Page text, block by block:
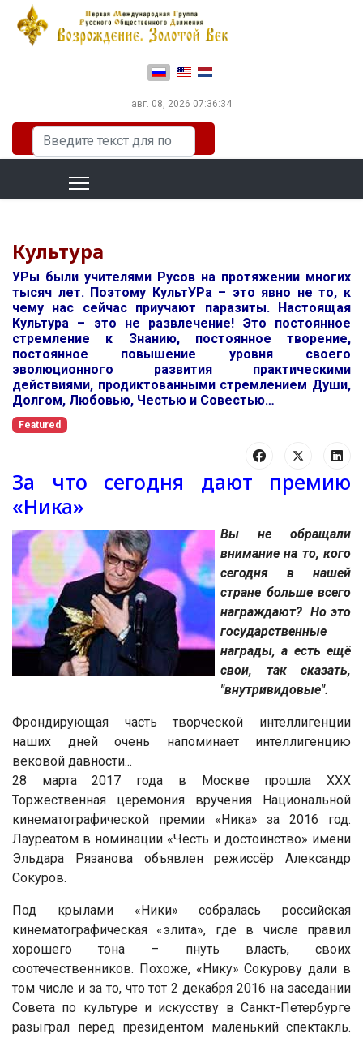
Выберите язык
авг. 08, 2026 07:36:34
Искать...
Культура
УРы были учителями Русов на протяжении многих
тысяч лет. Поэтому КультУРа – это явно не то, к
чему нас сейчас приучают паразиты. Настоящая
Культура – это не развлечение! Это постоянное
стремление к Знанию, постоянное творение,
постоянное повышение уровня своего
эволюционного развития практическими
действиями, продиктованными стремлением Души,
Долгом, Любовью, Честью и Совестью…
Featured
За что сегодня дают премию
«Ника»
Вы не обращали
внимание на то, кого
сегодня в нашей
стране больше всего
награждают? Но это
государственные
награды, а есть ещё
свои, так сказать,
"внутривидовые".
Фрондирующая часть творческой интеллигенции
наших дней очень напоминает интеллигенцию
вековой давности...
28 марта 2017 года в Москве прошла XXX
Торжественная церемония вручения Национальной
кинематографической премии «Ника» за 2016 год.
Лауреатом в номинации «Честь и достоинство» имени
Эльдара Рязанова объявлен режиссёр Александр
Сокуров.
Под крылами «Ники» собралась российская
кинематографическая «элита», где в числе правил
хорошего тона – пнуть власть, своих
соотечественников. Похоже, «Нику» Сокурову дали в
том числе и за то, что тот 2 декабря 2016 на заседании
Совета по культуре и искусству в Санкт-Петербурге
разыграл перед президентом маленький спектакль.